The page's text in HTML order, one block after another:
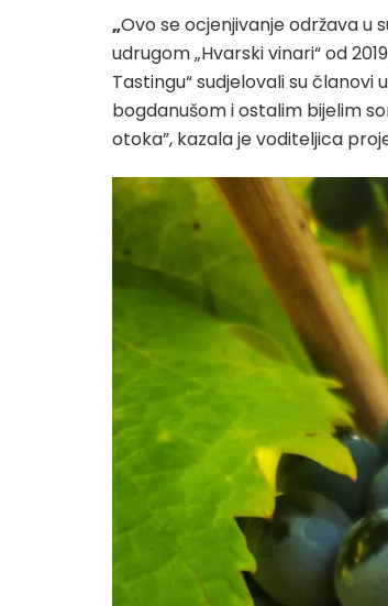
„Ovo se ocjenjivanje održava u
udrugom „Hvarski vinari“ od
Tastingu“ sudjelovali su članovi
bogdanušom i ostalim bijelim
otoka”, kazala je voditeljica